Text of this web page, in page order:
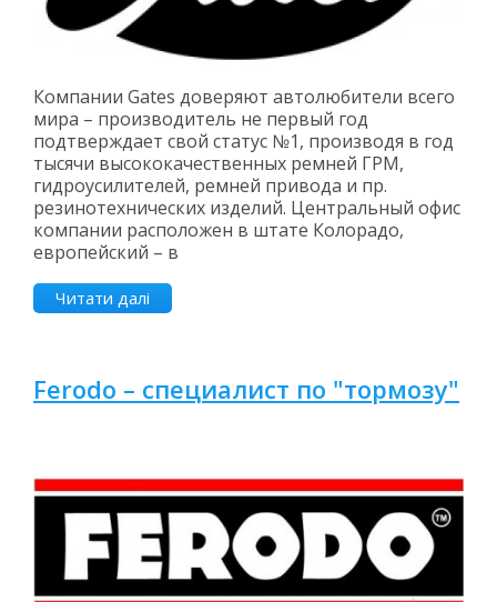
Компании Gates доверяют автолюбители всего
мира – производитель не первый год
подтверждает свой статус №1, производя в год
тысячи высококачественных ремней ГРМ,
гидроусилителей, ремней привода и пр.
резинотехнических изделий. Центральный офис
компании расположен в штате Колорадо,
европейский – в
Читати далі
Ferodo – специалист по "тормозу"